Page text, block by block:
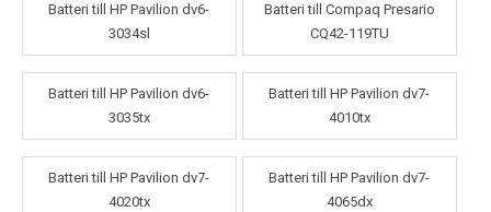
Batteri till HP Pavilion dv6-
3034sl
Batteri till Compaq Presario
CQ42-119TU
Batteri till HP Pavilion dv6-
3035tx
Batteri till HP Pavilion dv7-
4010tx
Batteri till HP Pavilion dv7-
4020tx
Batteri till HP Pavilion dv7-
4065dx